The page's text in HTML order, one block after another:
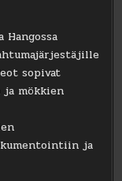
sopivat
mökkien
ja